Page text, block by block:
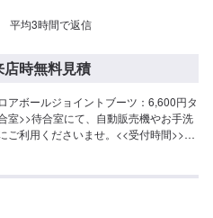
平均3時間で返信
店時無料見積
アボールジョイントブーツ：6,600円タ
室>>待合室にて、自動販売機やお手洗
ご利用くださいませ。<<受付時間>>作